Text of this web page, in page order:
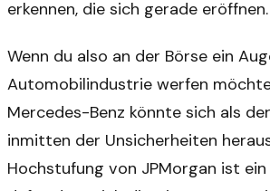
erkennen, die sich gerade eröffnen.
Wenn du also an der Börse ein
Automobilindustrie werfen
Mercedes-Benz könnte sich als
inmitten der Unsicherheiten
Hochstufung von JPMorgan ist